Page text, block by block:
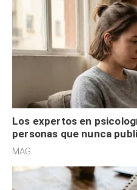
Los expertos en
personas que nunca
redes sociales no
MAG.